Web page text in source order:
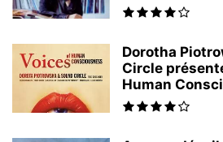
Dorotha
Circle
Human